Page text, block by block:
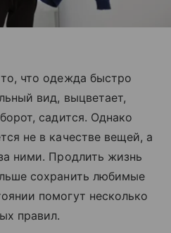
что одежда быстро
вид, выцветает,
садится. Однако
не в качестве вещей, а
ними. Продлить жизнь
сохранить любимые
помогут несколько
правил.